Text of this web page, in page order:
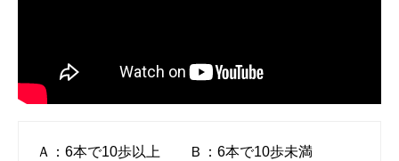
Ａ：6本で10歩以上 Ｂ：6本で10歩未満